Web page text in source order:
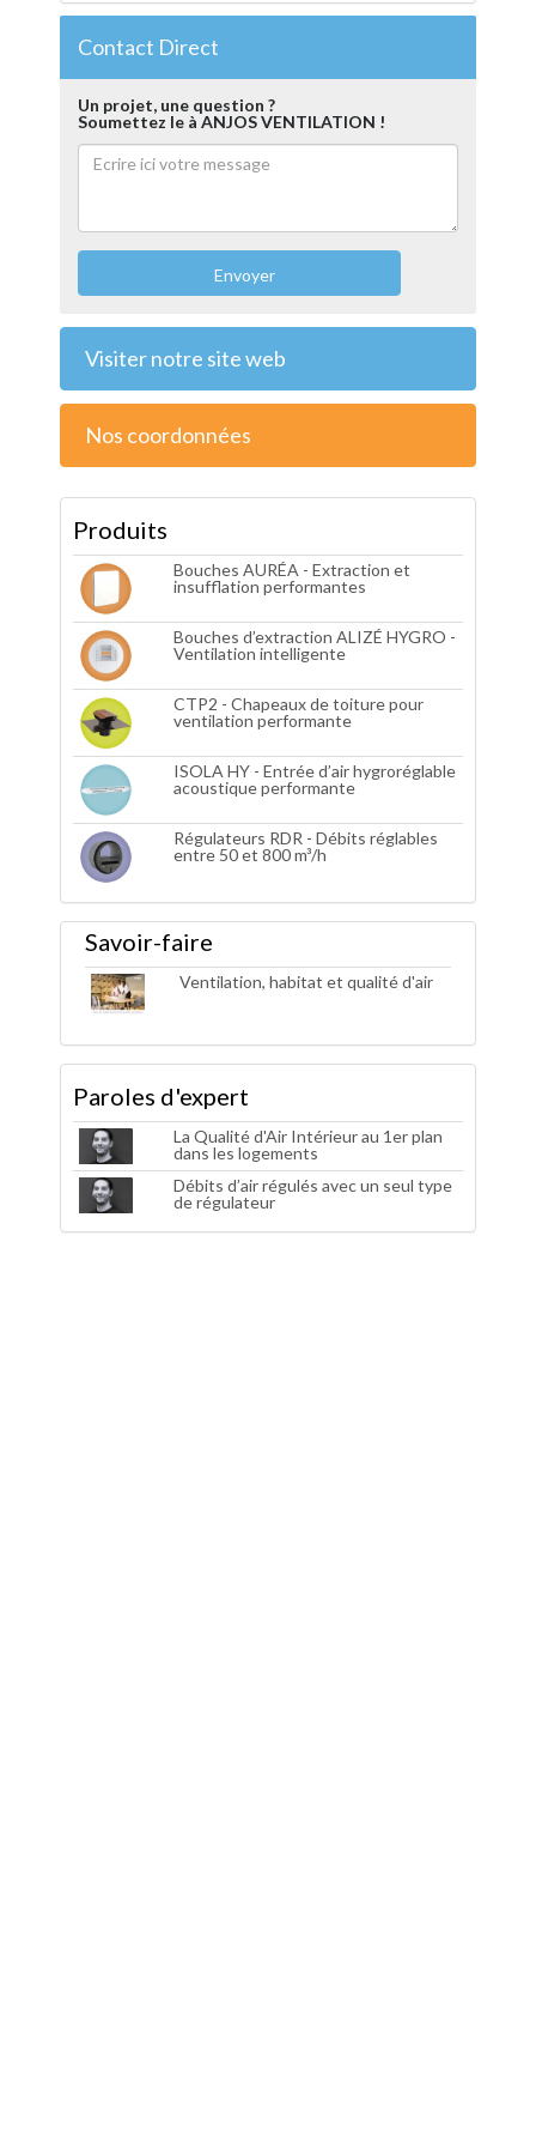
Contact Direct
Un projet, une question ?
Soumettez le à ANJOS VENTILATION !
Envoyer
Visiter notre site web
Nos coordonnées
Produits
Bouches AURÉA - Extraction et
insufflation performantes
Bouches d’extraction ALIZÉ HYGRO -
Ventilation intelligente
CTP2 - Chapeaux de toiture pour
ventilation performante
ISOLA HY - Entrée d’air hygroréglable
acoustique performante
Régulateurs RDR - Débits réglables
entre 50 et 800 m³/h
Savoir-faire
Ventilation, habitat et qualité d'air
Paroles d'expert
La Qualité d'Air Intérieur au 1er plan
dans les logements
Débits d’air régulés avec un seul type
de régulateur